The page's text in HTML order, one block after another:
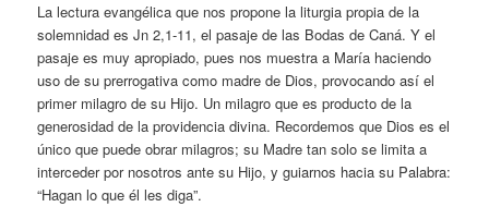
La lectura evangélica que nos propone la liturgia propia de la
solemnidad es Jn 2,1-11, el pasaje de las Bodas de Caná. Y el
pasaje es muy apropiado, pues nos muestra a María haciendo
uso de su prerrogativa como madre de Dios, provocando así el
primer milagro de su Hijo. Un milagro que es producto de la
generosidad de la providencia divina. Recordemos que Dios es el
único que puede obrar milagros; su Madre tan solo se limita a
interceder por nosotros ante su Hijo, y guiarnos hacia su Palabra:
“Hagan lo que él les diga”.